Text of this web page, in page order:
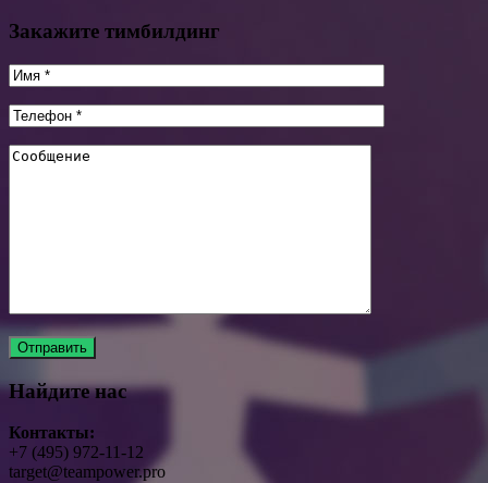
Закажите тимбилдинг
Найдите нас
Контакты:
+7 (495) 972-11-12
target@teampower.pro